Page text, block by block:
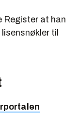
Register at han
til